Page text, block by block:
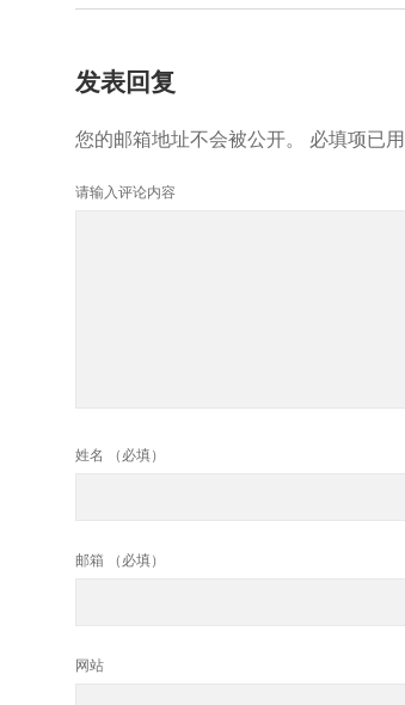
发表回复
您的邮箱地址不会被公开。 必填项已用
请输入评论内容
姓名 （必填）
邮箱 （必填）
网站